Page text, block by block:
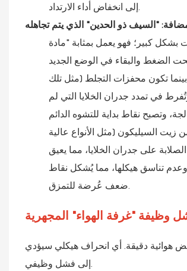
إلى انخفاض أداء الارتداد.
"السيف ذو الحدين" الذي يتم تجاهله
بشكل كبير؛ فهو يعمل بمثابة "مادة
بينما تكون محفزات التجلط (مثل تلك
في تمدد جدران الخلايا التي لم
السيليكون (مثل الأنواع عالية
من 3%) إلى تكوين أغشية شديدة الصلابة على جدران الخلايا، مما يعيق
جدًا (أقل من 0.5%) إلى اندماج الخلايا وعدم تناسق هيكلها، مما يُشكل نقاط
ضعف عُرضة للتمزق.
فشل وظيفة "غرفة الهواء" المجهرية
هوائية دقيقة. أي انحراف هيكلي سيؤدي
إلى فشل وظيفي.